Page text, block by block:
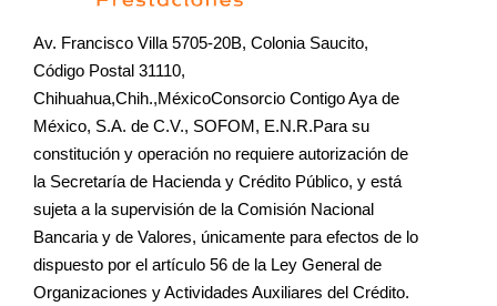
Av. Francisco Villa 5705-20B, Colonia Saucito,
Código Postal 31110,
Chihuahua,Chih.,MéxicoConsorcio Contigo Aya de
México, S.A. de C.V., SOFOM, E.N.R.Para su
constitución y operación no requiere autorización de
la Secretaría de Hacienda y Crédito Público, y está
sujeta a la supervisión de la Comisión Nacional
Bancaria y de Valores, únicamente para efectos de lo
dispuesto por el artículo 56 de la Ley General de
Organizaciones y Actividades Auxiliares del Crédito.